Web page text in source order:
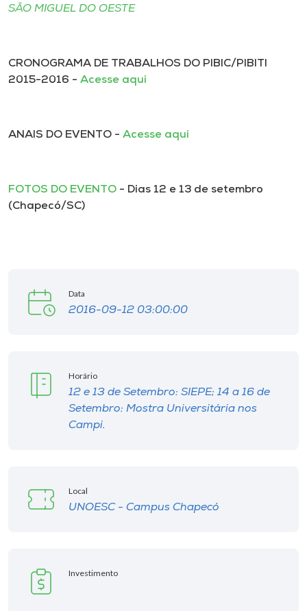
SÃO MIGUEL DO OESTE
CRONOGRAMA DE TRABALHOS DO PIBIC/PIBITI
2015-2016 - Acesse aqui
ANAIS DO EVENTO - Acesse aqui
FOTOS DO EVENTO - Dias 12 e 13 de setembro
(Chapecó/SC)
Data
2016-09-12 03:00:00
Horário
12 e 13 de Setembro: SIEPE; 14 a 16 de
Setembro: Mostra Universitária nos
Campi.
Local
UNOESC - Campus Chapecó
Investimento